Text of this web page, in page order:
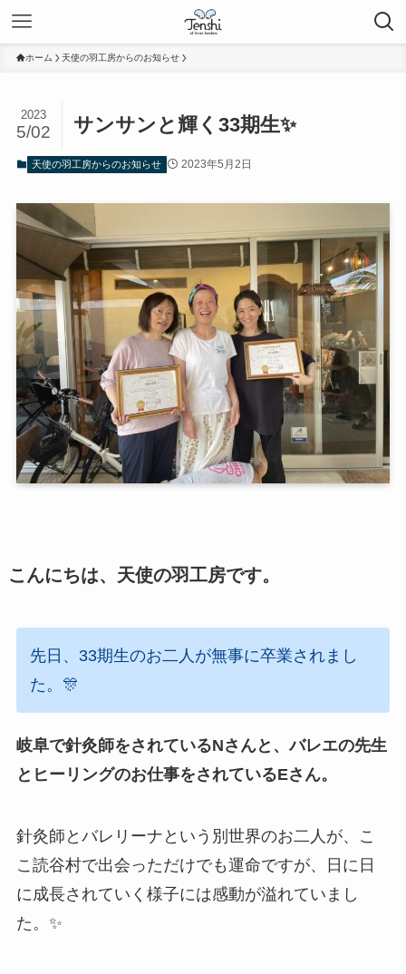
ホーム 天使の羽工房からのお知らせ
サンサンと輝く33期生✨
2023
5/02
天使の羽工房からのお知らせ 2023年5月2日
こんにちは、天使の羽工房です。
先日、33期生のお二人が無事に卒業されまし
た。🎊
岐阜で針灸師をされているNさんと、バレエの先生
とヒーリングのお仕事をされているEさん。
針灸師とバレリーナという別世界のお二人が、こ
こ読谷村で出会っただけでも運命ですが、日に日
に成長されていく様子には感動が溢れていまし
た。✨